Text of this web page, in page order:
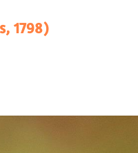
1798)